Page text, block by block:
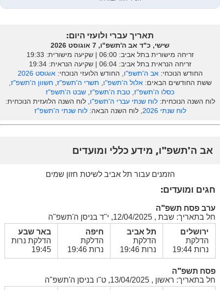
תאריך עברי ולועזי היום:
שישי, כ"ד אב ה'תשפ"ו, 7 אוגוסט 2026
זריחה מישורית בתל אביב: ‎06:00 | שקיעה מישורית: 19:33
זריחה הנראית בתל אביב: ‎06:04 | שקיעה הנראית: 19:34
החודש הנוכחי:אב ה'תשפ"ו, החודש הלועזי הנוכחי:אוגוסט 2026
ששת החודשים הבאים:אלול ה'תשפ"ו, תשרי ה'תשפ"ז, חשוון ה'תשפ"ז,
כסלו ה'תשפ"ז, טבת ה'תשפ"ז, שבט ה'תשפ"ז
לוח השנה הנוכחית:לוח שנתי עברי ה'תשפ"ו, לוח השנה הלועזית הנוכחית:
לוח שנתי 2026
, לוח השנה הבאה:לוח שנתי ה'תשפ"ז
אב ה'תשפ"ו, מידע כללי ומועדים
הזמנים עבור תל אביב לשיטת חזון שמים
חגים ומועדים:
ערב פסח תשפ"ה
חל בתאריך: שבת , 12/04/2025, י"ד בניסן ה'תשפ"ה
ירושלים
הדלקת
נרות 19:44
תל אביב
הדלקת
נרות 19:46
חיפה
הדלקת
נרות 19:46
באר שבע
הדלקת נרות
19:45
פסח תשפ"ה
חל בתאריך: ראשון , 13/04/2025, ט"ו בניסן ה'תשפ"ה